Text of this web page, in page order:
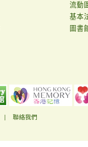
流動
基本
圖書
聯絡我們